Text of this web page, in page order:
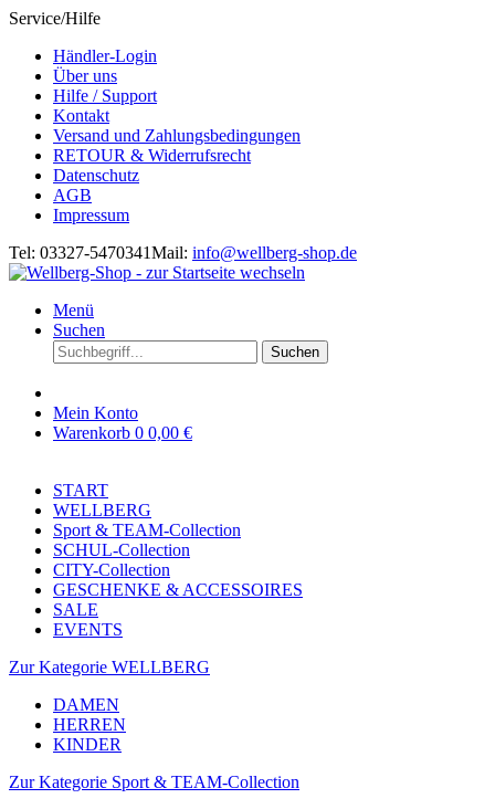
Service/Hilfe
Händler-Login
Über uns
Hilfe / Support
Kontakt
Versand und Zahlungsbedingungen
RETOUR & Widerrufsrecht
Datenschutz
AGB
Impressum
Tel: 03327-5470341Mail: info@wellberg-shop.de
Menü
Suchen
Suchen
Mein Konto
Warenkorb 0 0,00 €
START
WELLBERG
Sport & TEAM-Collection
SCHUL-Collection
CITY-Collection
GESCHENKE & ACCESSOIRES
SALE
EVENTS
Zur Kategorie WELLBERG
DAMEN
HERREN
KINDER
Zur Kategorie Sport & TEAM-Collection